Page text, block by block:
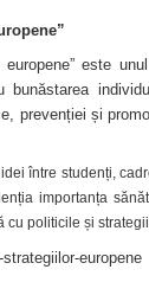
este
bunăstarea
prevenției și
între studenți,
importanța
cu politicile și
europene